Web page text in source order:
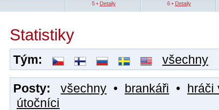
5 • Detaily 6 • Detaily
Statistiky
Tým: všechny
Posty: všechny • brankáři • hráči
útočníci